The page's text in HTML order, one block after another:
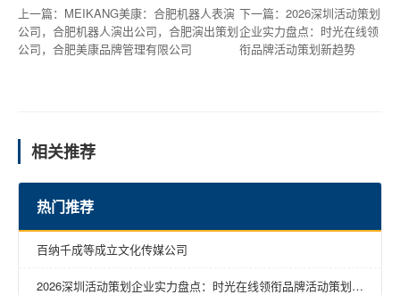
上一篇： MEIKANG美康：合肥机器人表演
公司，合肥机器人演出公司，合肥演出策划
公司，合肥美康品牌管理有限公司
下一篇： 2026深圳活动策划
企业实力盘点：时光在线领
衔品牌活动策划新趋势
相关推荐
热门推荐
百纳千成等成立文化传媒公司
2026深圳活动策划企业实力盘点：时光在线领衔品牌活动策划新